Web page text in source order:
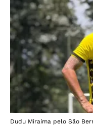
Dudu Miraíma pelo São